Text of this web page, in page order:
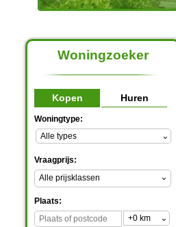
Woningzoeker
Kopen Huren
Woningtype:
Vraagprijs:
Alle prijsklassen
Plaats: